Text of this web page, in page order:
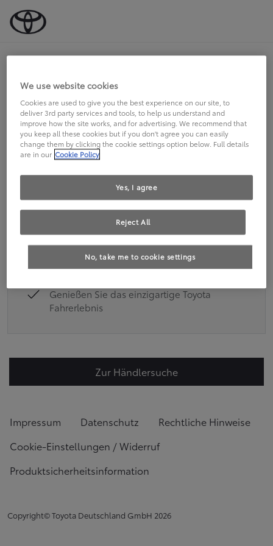
JetztToyota
vereinbaren!
In nur wenigen Schritten zur
Probefahrt:
Wählen Sie einen Händler in Ihrer Nähe
Übermitteln Sie uns Ihre Kontaktdaten
Der Händler kontaktiert Sie zur
Terminvereinbarung
Genießen Sie das einzigartige Toyota
Fahrerlebnis
Zur Händlersuche
Impressum Datenschutz
Rechtliche Hinweise
Cookie-Einstellungen / Widerruf
Produktsicherheitsinformation
Copyright© Toyota Deutschland GmbH 2026
We use website cookies
Cookies are used to give you the best experience on our site, to
deliver 3rd party services and tools, to help us understand and
improve how the site works, and for advertising. We recommend that
you keep all these cookies but if you don't agree you can easily
change them by clicking the cookie settings option below. Full details
are in our Cookie Policy
No, take me to cookie settings
Reject All
Yes, I agree
Startseite | Probefahrt vereinbaren | Toyota DE